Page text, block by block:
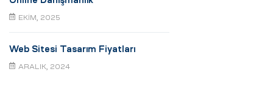
EKIM, 2025
Web Sitesi Tasarım Fiyatları
ARALIK, 2024